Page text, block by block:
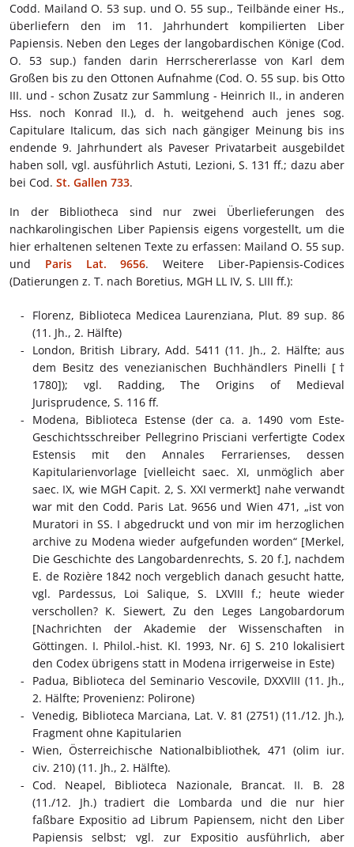
Codd. Mailand O. 53 sup. und O. 55 sup., Teilbände einer Hs.,
überliefern den im 11. Jahrhundert kompilierten Liber
Papiensis. Neben den Leges der langobardischen Könige (Cod.
O. 53 sup.) fanden darin Herrschererlasse von Karl dem
Großen bis zu den Ottonen Aufnahme (Cod. O. 55 sup. bis Otto
III. und - schon Zusatz zur Sammlung - Heinrich II., in anderen
Hss. noch Konrad II.), d. h. weitgehend auch jenes sog.
Capitulare Italicum, das sich nach gängiger Meinung bis ins
endende 9. Jahrhundert als Paveser Privatarbeit ausgebildet
haben soll, vgl. ausführlich Astuti, Lezioni, S. 131 ff.; dazu aber
bei Cod. St. Gallen 733.
In der Bibliotheca sind nur zwei Überlieferungen des
nachkarolingischen Liber Papiensis eigens vorgestellt, um die
hier erhaltenen seltenen Texte zu erfassen: Mailand O. 55 sup.
und Paris Lat. 9656. Weitere Liber-Papiensis-Codices
(Datierungen z. T. nach Boretius, MGH LL IV, S. LIII ff.):
Florenz, Biblioteca Medicea Laurenziana, Plut. 89 sup. 86
(11. Jh., 2. Hälfte)
London, British Library, Add. 5411 (11. Jh., 2. Hälfte; aus
dem Besitz des venezianischen Buchhändlers Pinelli [†
1780]); vgl. Radding, The Origins of Medieval
Jurisprudence, S. 116 ff.
Modena, Biblioteca Estense (der ca. a. 1490 vom Este-
Geschichtsschreiber Pellegrino Prisciani verfertigte Codex
Estensis mit den Annales Ferrarienses, dessen
Kapitularienvorlage [vielleicht saec. XI, unmöglich aber
saec. IX, wie MGH Capit. 2, S. XXI vermerkt] nahe verwandt
war mit den Codd. Paris Lat. 9656 und Wien 471, „ist von
Muratori in SS. I abgedruckt und von mir im herzoglichen
archive zu Modena wieder aufgefunden worden“ [Merkel,
Die Geschichte des Langobardenrechts, S. 20 f.], nachdem
E. de Rozière 1842 noch vergeblich danach gesucht hatte,
vgl. Pardessus, Loi Salique, S. LXVIII f.; heute wieder
verschollen? K. Siewert, Zu den Leges Langobardorum
[Nachrichten der Akademie der Wissenschaften in
Göttingen. I. Philol.-hist. Kl. 1993, Nr. 6] S. 210 lokalisiert
den Codex übrigens statt in Modena irrigerweise in Este)
Padua, Biblioteca del Seminario Vescovile, DXXVIII (11. Jh.,
2. Hälfte; Provenienz: Polirone)
Venedig, Biblioteca Marciana, Lat. V. 81 (2751) (11./12. Jh.),
Fragment ohne Kapitularien
Wien, Österreichische Nationalbibliothek, 471 (olim iur.
civ. 210) (11. Jh., 2. Hälfte).
Cod. Neapel, Biblioteca Nazionale, Brancat. II. B. 28
(11./12. Jh.) tradiert die Lombarda und die nur hier
faßbare Expositio ad Librum Papiensem, nicht den Liber
Papiensis selbst; vgl. zur Expositio ausführlich, aber